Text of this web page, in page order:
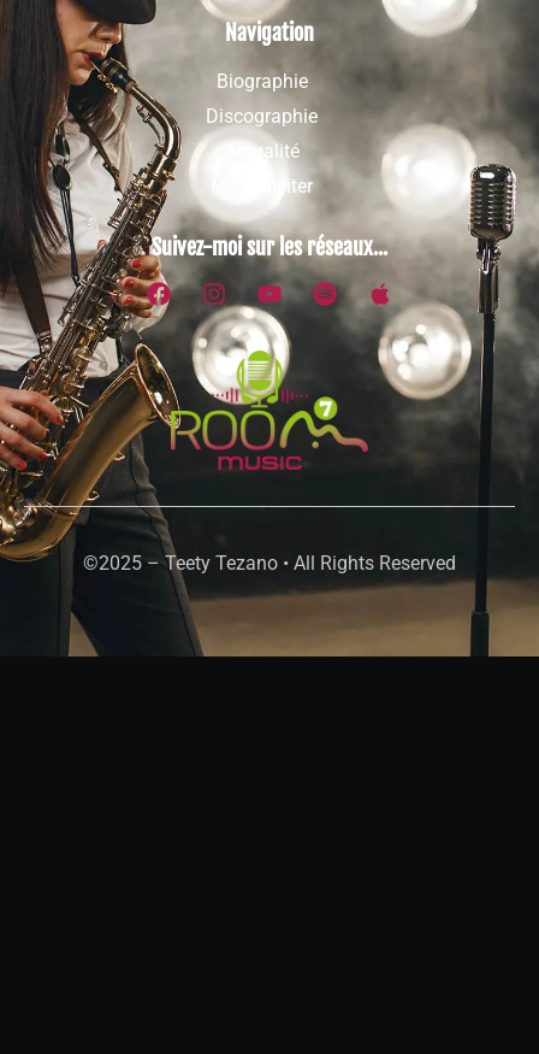
Navigation
Biographie
Discographie
Actualité
Me solliciter
Suivez-moi sur les réseaux...
©2025 – Teety Tezano • All Rights Reserved